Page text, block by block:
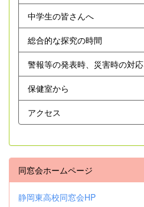
中学生の皆さんへ
総合的な探究の時間
警報等の発表時、災害時の対応
保健室から
アクセス
同窓会ホームページ
静岡東高校同窓会HP